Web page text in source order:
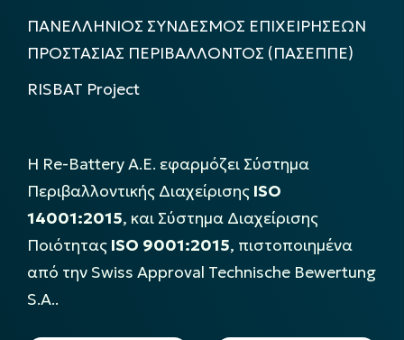
ΠΑΝΕΛΛΗΝΙΟΣ ΣΥΝΔΕΣΜΟΣ ΕΠΙΧΕΙΡΗΣΕΩΝ
ΠΡΟΣΤΑΣΙΑΣ ΠΕΡΙΒΑΛΛΟΝΤΟΣ (ΠΑΣΕΠΠΕ)
RISBAT Project
Η Re-Battery Α.Ε. εφαρμόζει Σύστημα
Περιβαλλοντικής Διαχείρισης ISO
14001:2015, και Σύστημα Διαχείρισης
Ποιότητας ISO 9001:2015, πιστοποιημένα
από την Swiss Approval Technische Bewertung
S.A..